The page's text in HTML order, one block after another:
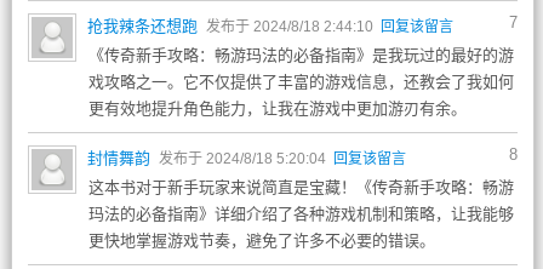
7
抢我辣条还想跑 发布于 2024/8/18 2:44:10 回复该留言
《传奇新手攻略：畅游玛法的必备指南》是我玩过的最好的游
戏攻略之一。它不仅提供了丰富的游戏信息，还教会了我如何
更有效地提升角色能力，让我在游戏中更加游刃有余。
8
封情舞韵 发布于 2024/8/18 5:20:04 回复该留言
这本书对于新手玩家来说简直是宝藏！《传奇新手攻略：畅游
玛法的必备指南》详细介绍了各种游戏机制和策略，让我能够
更快地掌握游戏节奏，避免了许多不必要的错误。